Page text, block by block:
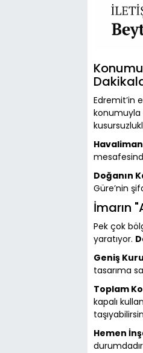
Edremit’in
konumuyla
Doğanın
Güre’nin
İmarın
Pek çok
yaratıyor.
Geniş
tasarıma
Toplam
kapalı
Hemen